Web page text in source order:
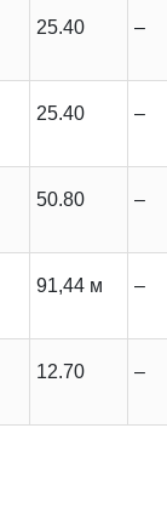
25.40 –
25.40 –
50.80 –
91,44 м –
12.70 –